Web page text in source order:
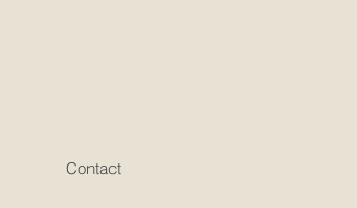
Contact